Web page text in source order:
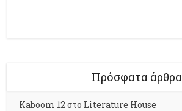
Πρόσφατα άρθρα
Kaboom 12 στο Literature House